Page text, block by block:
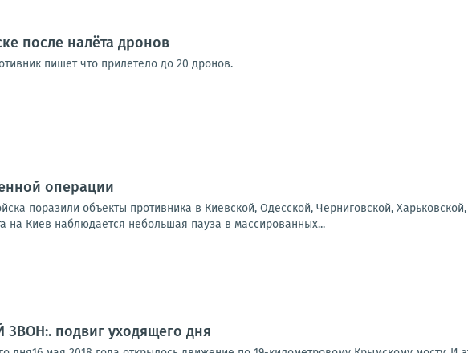
после налёта дронов
пишет что прилетело до 20 дронов.
операции
поразили объекты противника в Киевской, Одесской, Черниговской,
на Киев наблюдается небольшая пауза в массированных...
подвиг уходящего дня